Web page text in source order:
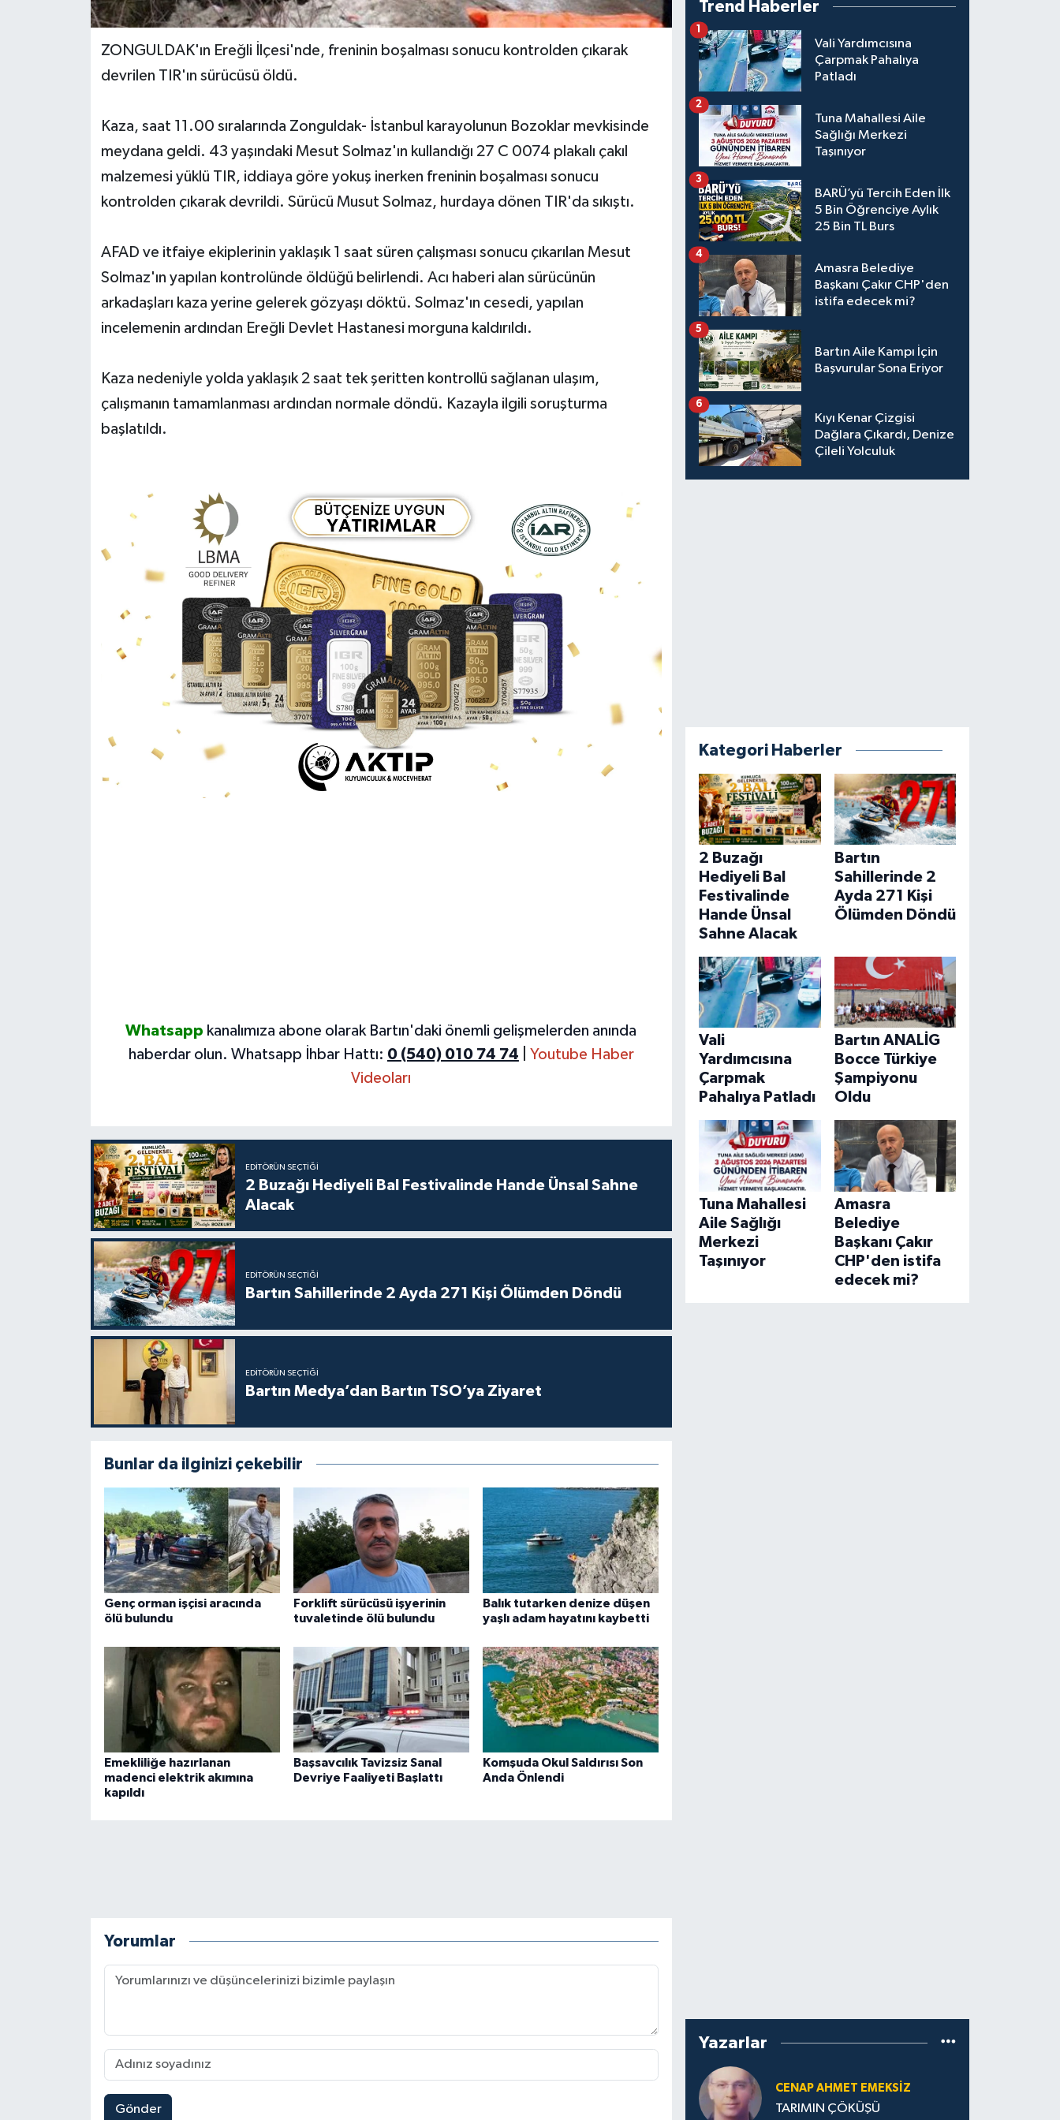
ZONGULDAK'ın Ereğli İlçesi'nde, freninin boşalması sonucu kontrolden çıkarak
devrilen TIR'ın sürücüsü öldü.
Kaza, saat 11.00 sıralarında Zonguldak- İstanbul karayolunun Bozoklar mevkisinde
meydana geldi. 43 yaşındaki Mesut Solmaz'ın kullandığı 27 C 0074 plakalı çakıl
malzemesi yüklü TIR, iddiaya göre yokuş inerken freninin boşalması sonucu
kontrolden çıkarak devrildi. Sürücü Musut Solmaz, hurdaya dönen TIR'da sıkıştı.
AFAD ve itfaiye ekiplerinin yaklaşık 1 saat süren çalışması sonucu çıkarılan Mesut
Solmaz'ın yapılan kontrolünde öldüğü belirlendi. Acı haberi alan sürücünün
arkadaşları kaza yerine gelerek gözyaşı döktü. Solmaz'ın cesedi, yapılan
incelemenin ardından Ereğli Devlet Hastanesi morguna kaldırıldı.
Kaza nedeniyle yolda yaklaşık 2 saat tek şeritten kontrollü sağlanan ulaşım,
çalışmanın tamamlanması ardından normale döndü. Kazayla ilgili soruşturma
başlatıldı.
Whatsapp kanalımıza abone olarak Bartın'daki önemli gelişmelerden anında
haberdar olun. Whatsapp İhbar Hattı: 0 (540) 010 74 74
Youtube Haber
Videoları
EDITÖRÜN SEÇTIĞI
2 Buzağı Hediyeli Bal Festivalinde Hande Ünsal Sahne
Alacak
EDITÖRÜN SEÇTIĞI
Bartın Sahillerinde 2 Ayda 271 Kişi Ölümden Döndü
EDITÖRÜN SEÇTIĞI
Bartın Medya’dan Bartın TSO’ya Ziyaret
Bunlar da ilginizi çekebilir
Genç orman işçisi aracında
ölü bulundu
Forklift sürücüsü işyerinin
tuvaletinde ölü bulundu
Balık tutarken denize düşen
yaşlı adam hayatını kaybetti
Emekliliğe hazırlanan
madenci elektrik akımına
kapıldı
Başsavcılık Tavizsiz Sanal
Devriye Faaliyeti Başlattı
Komşuda Okul Saldırısı Son
Anda Önlendi
Yorumlar
Gönder
Trend Haberler
Vali Yardımcısına
Çarpmak Pahalıya
Patladı
1
Tuna Mahallesi Aile
Sağlığı Merkezi
Taşınıyor
2
BARÜ’yü Tercih Eden İlk
5 Bin Öğrenciye Aylık
25 Bin TL Burs
3
Amasra Belediye
Başkanı Çakır CHP'den
istifa edecek mi?
4
Bartın Aile Kampı İçin
Başvurular Sona Eriyor
5
Kıyı Kenar Çizgisi
Dağlara Çıkardı, Denize
Çileli Yolculuk
6
Kategori Haberler
2 Buzağı
Hediyeli Bal
Festivalinde
Hande Ünsal
Sahne Alacak
Bartın
Sahillerinde 2
Ayda 271 Kişi
Ölümden Döndü
Vali
Yardımcısına
Çarpmak
Pahalıya Patladı
Bartın ANALİG
Bocce Türkiye
Şampiyonu
Oldu
Tuna Mahallesi
Aile Sağlığı
Merkezi
Taşınıyor
Amasra
Belediye
Başkanı Çakır
CHP'den istifa
edecek mi?
Yazarlar
CENAP AHMET EMEKSİZ
TARIMIN ÇÖKÜŞÜ